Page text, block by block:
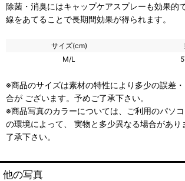
除菌・消臭にはキャップケアスプレーも効果的
線をあてることで長期間効果が得られます。
サイズ(cm)
M/L
※商品のサイズは素材の特性により多少の誤差
合が ございます。予めご了承下さい。
※商品写真のカラーについては、ご利用のパソ
の環境によって、 実物と多少異なる場合があり
了承下さい。
他の写真